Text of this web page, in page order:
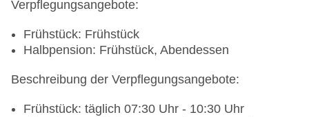
Verpflegungsangebote:
Frühstück: Frühstück
Halbpension: Frühstück, Abendessen
Beschreibung der Verpflegungsangebote:
Frühstück: täglich 07:30 Uhr - 10:30 Uhr